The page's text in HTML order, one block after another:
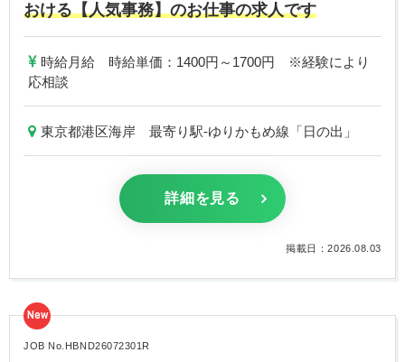
おける【人気事務】のお仕事の求人です
時給月給 時給単価：1400円～1700円 ※経験により
応相談
東京都港区海岸 最寄り駅-ゆりかもめ線「日の出」
詳細を見る
掲載日：2026.08.03
JOB No.HBND26072301R
New